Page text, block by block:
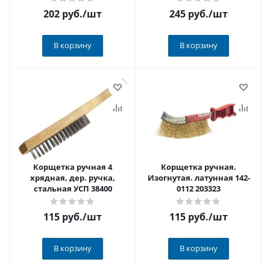
202 руб./шт
В корзину
245 руб./шт
В корзину
Корщетка ручная 4
хрядная, дер. ручка,
стальная УСП 38400
115 руб./шт
В корзину
Корщетка ручная.
Изогнутая. латунная 142-
0112 203323
115 руб./шт
В корзину